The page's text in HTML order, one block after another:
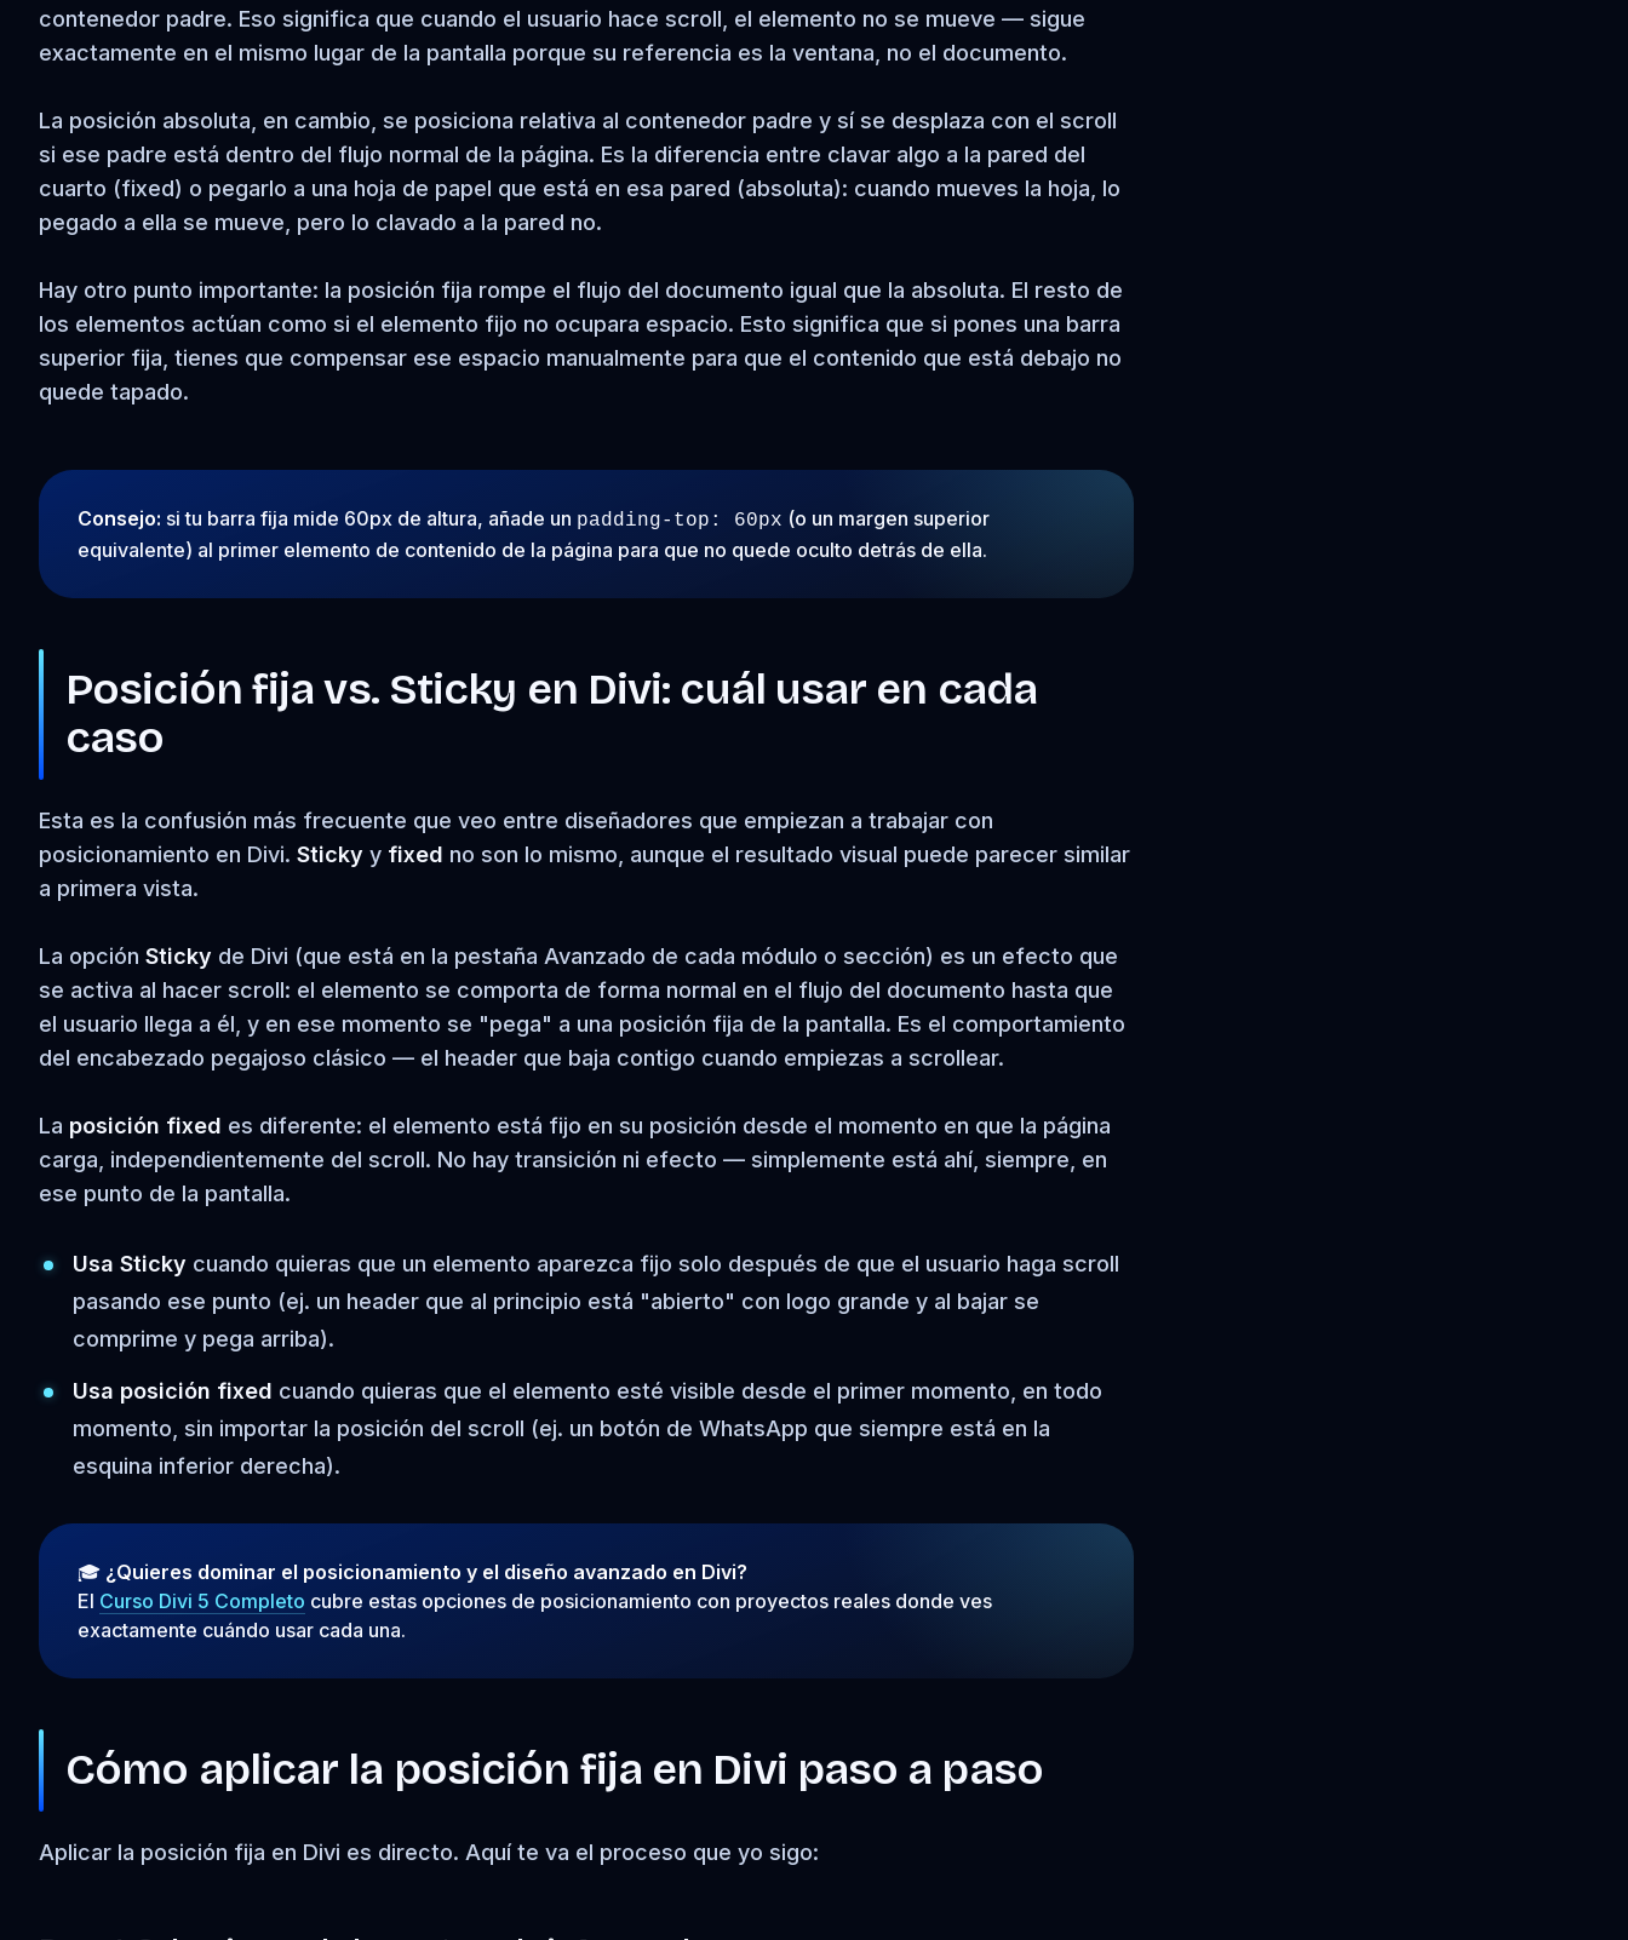
contenedor padre. Eso significa que cuando el usuario hace scroll, el elemento no se mueve — sigue
exactamente en el mismo lugar de la pantalla porque su referencia es la ventana, no el documento.
La posición absoluta, en cambio, se posiciona relativa al contenedor padre y sí se desplaza con el scroll
si ese padre está dentro del flujo normal de la página. Es la diferencia entre clavar algo a la pared del
cuarto (fixed) o pegarlo a una hoja de papel que está en esa pared (absoluta): cuando mueves la hoja, lo
pegado a ella se mueve, pero lo clavado a la pared no.
Hay otro punto importante: la posición fija rompe el flujo del documento igual que la absoluta. El resto de
los elementos actúan como si el elemento fijo no ocupara espacio. Esto significa que si pones una barra
superior fija, tienes que compensar ese espacio manualmente para que el contenido que está debajo no
quede tapado.
Consejo: si tu barra fija mide 60px de altura, añade un padding-top: 60px (o un margen superior
equivalente) al primer elemento de contenido de la página para que no quede oculto detrás de ella.
Posición fija vs. Sticky en Divi: cuál usar en cada
caso
Esta es la confusión más frecuente que veo entre diseñadores que empiezan a trabajar con
posicionamiento en Divi. Sticky y fixed no son lo mismo, aunque el resultado visual puede parecer similar
a primera vista.
La opción Sticky de Divi (que está en la pestaña Avanzado de cada módulo o sección) es un efecto que
se activa al hacer scroll: el elemento se comporta de forma normal en el flujo del documento hasta que
el usuario llega a él, y en ese momento se "pega" a una posición fija de la pantalla. Es el comportamiento
del encabezado pegajoso clásico — el header que baja contigo cuando empiezas a scrollear.
La posición fixed es diferente: el elemento está fijo en su posición desde el momento en que la página
carga, independientemente del scroll. No hay transición ni efecto — simplemente está ahí, siempre, en
ese punto de la pantalla.
Usa Sticky cuando quieras que un elemento aparezca fijo solo después de que el usuario haga scroll
pasando ese punto (ej. un header que al principio está "abierto" con logo grande y al bajar se
comprime y pega arriba).
Usa posición fixed cuando quieras que el elemento esté visible desde el primer momento, en todo
momento, sin importar la posición del scroll (ej. un botón de WhatsApp que siempre está en la
esquina inferior derecha).
🎓 ¿Quieres dominar el posicionamiento y el diseño avanzado en Divi?
El Curso Divi 5 Completo cubre estas opciones de posicionamiento con proyectos reales donde ves
exactamente cuándo usar cada una.
Cómo aplicar la posición fija en Divi paso a paso
Aplicar la posición fija en Divi es directo. Aquí te va el proceso que yo sigo: